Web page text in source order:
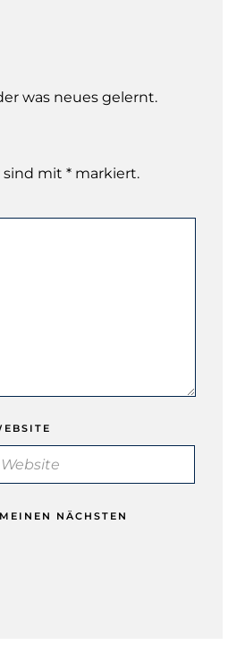
was neues gelernt.
mit * markiert.
NÄCHSTEN